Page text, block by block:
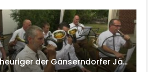
11. Jagdheuriger der Gänserndorfer Jäger 2020 w4tv166